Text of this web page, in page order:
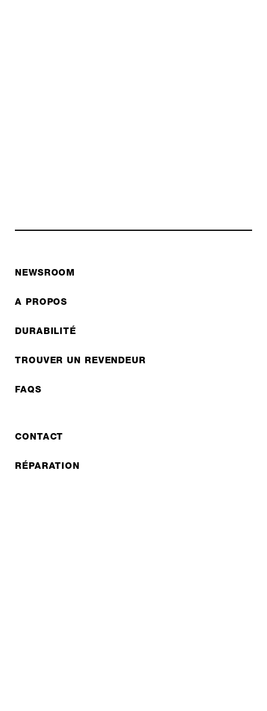
NEWSROOM
A PROPOS
DURABILITÉ
TROUVER UN REVENDEUR
FAQS
CONTACT
RÉPARATION